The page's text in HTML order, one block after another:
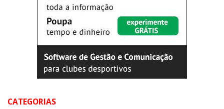
CATEGORIAS